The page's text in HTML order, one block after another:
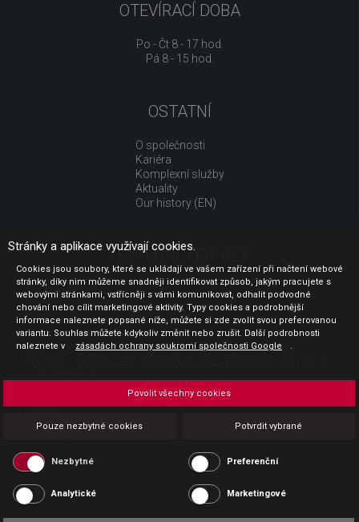
OTEVÍRACÍ DOBA
Po - Čt 8 - 17 hod.
Pá 8 - 15 hod.
OSTATNÍ
O společnosti
Kariéra
Komplexní služby
Aktuality
Our history (EN)
UŽITEČNÉ ODKAZY
Jak nakupovat
Obchodní podmínky
GDPR - ochrana osobních údajů
Profil zadavatele
Sdělení před uzavřením kupní smlouvy pro spotřebitele
Platba
Povinná publicita
Stránky a aplikace využívají cookies.
Cookies jsou soubory, které se ukládají ve vašem zařízení při načtení webové
stránky, díky nim můžeme snadněji identifikovat způsob, jakým pracujete s
webovými stránkami, vstřícněji s vámi komunikovat, odhalit podvodné
chování nebo cílit marketingové aktivity. Typy cookies a podrobnější
informace naleznete popsané níže, můžete si zde zvolit svou preferovanou
variantu. Souhlas můžete kdykoliv změnit nebo zrušit. Další podrobnosti
naleznete v
zásadách ochrany soukromí společnosti Google .
Pouze nezbytné cookies Potvrdit vybrané
Povolit všechny cookies
Nezbytné Preferenční
Analytické Marketingové